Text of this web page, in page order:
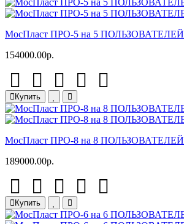
МосПласт ПРО‑5 на 5 ПОЛЬЗОВАТЕЛЕЙ
154000.00р.
Купить
МосПласт ПРО-8 на 8 ПОЛЬЗОВАТЕЛЕЙ
189000.00р.
Купить